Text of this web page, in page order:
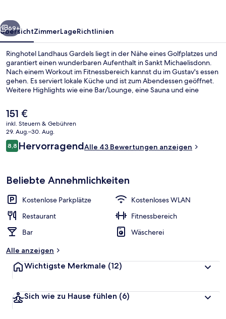
Weiter
69+
ÜbersichtZimmerLageRichtlinien
Ringhotel Landhaus Gardels liegt in der Nähe eines Golfplatzes und
garantiert einen wunderbaren Aufenthalt in Sankt Michaelisdonn.
Nach einem Workout im Fitnessbereich kannst du im Gustav's essen
gehen. Es serviert lokale Küche und ist zum Abendessen geöffnet.
Weitere Highlights wie eine Bar/Lounge, eine Sauna und eine
Der
aktuelle
Preis
beträgt
151 €.
151 €
inkl. Steuern & Gebühren
29. Aug.–30. Aug.
Bewertungen
8,88,8 von 10.
HervorragendAlle 43 Bewertungen anzeigen
Beliebte Annehmlichkeiten
Kostenlose Parkplätze
Kostenloses WLAN
Restaurant
Fitnessbereich
Bar
Wäscherei
Alle anzeigen
Wichtigste Merkmale (12)
Sich wie zu Hause fühlen (6)